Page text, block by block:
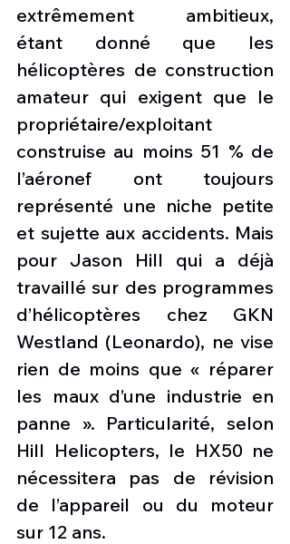
extrêmement ambitieux,
étant donné que les
hélicoptères de construction
amateur qui exigent que le
propriétaire/exploitant
construise au moins 51 % de
l’aéronef ont toujours
représenté une niche petite
et sujette aux accidents. Mais
pour Jason Hill qui a déjà
travaillé sur des programmes
d’hélicoptères chez GKN
Westland (Leonardo), ne vise
rien de moins que « réparer
les maux d’une industrie en
panne ». Particularité, selon
Hill Helicopters, le HX50 ne
nécessitera pas de révision
de l’appareil ou du moteur
sur 12 ans.